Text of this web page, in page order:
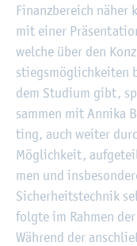
Fi­nanz­be­reich näher
mit einer
wel­che über den
stiegs­mög­lich­kei­ten
dem Stu­di­um gibt,
sam­men mit An­ni­ka
ting, auch wei­ter
Mög­lich­keit,
men und
Si­cher­heits­tech­nik
folg­te im Rah­men
Wäh­rend der